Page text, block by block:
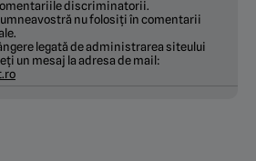
discriminatorii.
nu folosiți în comentarii
legată de administrarea siteului
un mesaj la adresa de mail: